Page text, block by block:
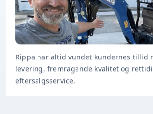
Rippa har altid vundet kundernes tillid
levering, fremragende kvalitet og
eftersalgsservice.